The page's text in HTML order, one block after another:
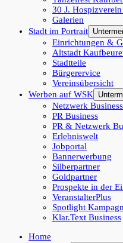
30 J.
Galerien
Stadt im Portrait
Einrichtungen &
Altstadt
Stadtteile
Bürgerervice
Vereinsübersicht
Werben auf WSK
Netzwerk Business
PR Business
PR & Netzwerk
Erlebniswelt
Jobportal
Bannerwerbung
Silberpartner
Goldpartner
Prospekte in der
VeranstalterPlus
Spotlight
Klar.Text Business
Home